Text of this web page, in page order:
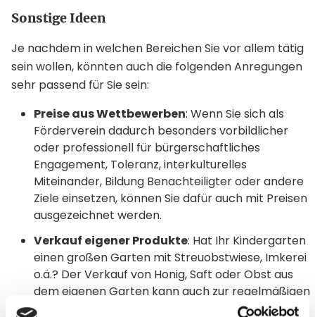
Sonstige Ideen
Je nachdem in welchen Bereichen Sie vor allem tätig
sein wollen, könnten auch die folgenden Anregungen
sehr passend für Sie sein:
Preise aus Wettbewerben: Wenn Sie sich als
Förderverein dadurch besonders vorbildlicher
oder professionell für bürgerschaftliches
Engagement, Toleranz, interkulturelles
Miteinander, Bildung Benachteiligter oder andere
Ziele einsetzen, können Sie dafür auch mit Preisen
ausgezeichnet werden.
Verkauf eigener Produkte: Hat Ihr Kindergarten
einen großen Garten mit Streuobstwiese, Imkerei
o.ä.? Der Verkauf von Honig, Saft oder Obst aus
dem eigenen Garten kann auch zur regelmäßigen
Geldquelle werden.